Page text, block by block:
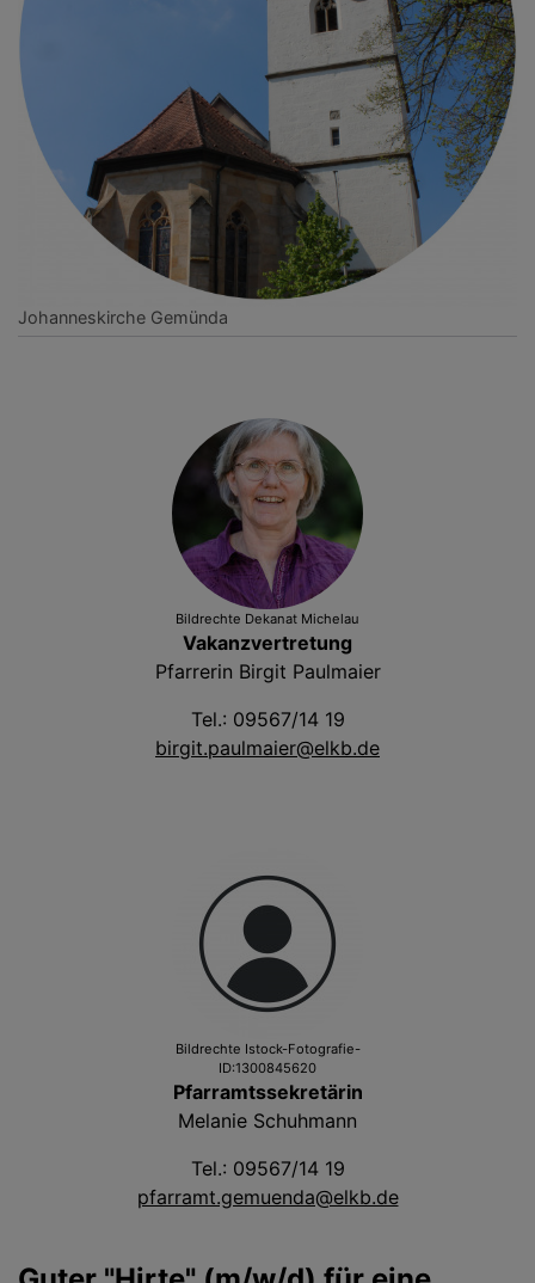
Johanneskirche Gemünda
Bildrechte Dekanat Michelau
Vakanzvertretung
Pfarrerin Birgit Paulmaier
Tel.: 09567/14 19
birgit.paulmaier@elkb.de
Bildrechte Istock-Fotografie-
ID:1300845620
Pfarramtssekretärin
Melanie Schuhmann
Tel.: 09567/14 19
pfarramt.gemuenda@elkb.de